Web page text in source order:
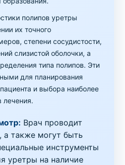
полипов уретры
их точного
степени сосудистости,
слизистой оболочки, а
типа полипов. Эти
для планирования
и выбора наиболее
Врач проводит
а также могут быть
инструменты
уретры на наличие